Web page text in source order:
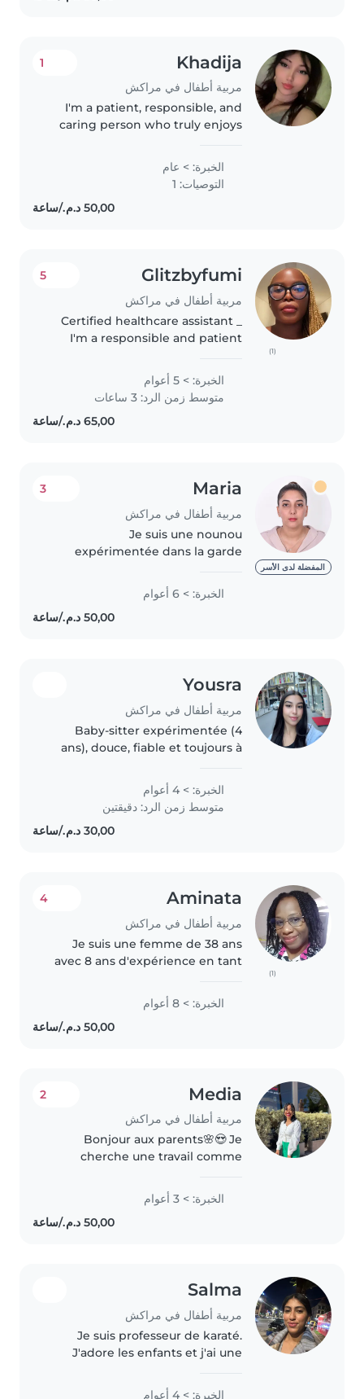
Khadija
مربية أطفال في مراكش
1
I'm a patient, responsible, and
caring person who truly enjoys
love creating fun activities,
helping with homework, and
keeping kids engaged in a
الخبرة: > عام
التوصيات: 1
(1)
Glitzbyfumi
مربية أطفال في مراكش
5
Certified healthcare assistant _
I'm a responsible and patient
years of experience caring for
children of all ages, from babies
to teenagers. I'm skilled..
الخبرة: > 5 أعوام
متوسط زمن الرد: 3 ساعات
المفضلة لدى الأسر
Maria
مربية أطفال في مراكش
3
Je suis une nounou
expérimentée dans la garde
bébés aux adolescents. Avec 6
ans d'expérience, je suis
responsable, patiente et amicale.
الخبرة: > 6 أعوام
Yousra
مربية أطفال في مراكش
Baby-sitter expérimentée (4
ans), douce, fiable et toujours à
leur sécurité et leur bien-être
avec patience et responsabilité
الخبرة: > 4 أعوام
متوسط زمن الرد: دقيقتين
(1)
Aminata
مربية أطفال في مراكش
4
Je suis une femme de 38 ans
avec 8 ans d'expérience en tant
travailler avec des enfants de
tout âge, des bébés aux
الخبرة: > 8 أعوام
Media
مربية أطفال في مراكش
2
Bonjour aux parents🌸😍 Je
cherche une travail comme
partiel sur suis une nounou
sérieuse, patiente et de
confiance, à la recherche de
الخبرة: > 3 أعوام
Salma
مربية أطفال في مراكش
Je suis professeur de karaté.
J'adore les enfants et j'ai une
Je leur apporte toute l'affection
الخبرة: > 4 أعوام